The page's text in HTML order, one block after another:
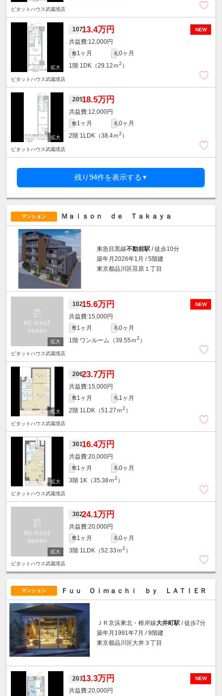
ピタットハウス武蔵境店
NEW
10713.4万円
12,000円
敷1ヶ月 礼0ヶ月
1階 1DK（29.12ｍ2 ）
ピタットハウス武蔵境店
20518.5万円
12,000円
敷1ヶ月 礼0ヶ月
2階 1LDK（38.4ｍ2 ）
ピタットハウス武蔵境店
残り94件を表示する ▼
マンション Ｍａｉｓｏｎ ｄｅ Ｔａｋａｙａ
東急目黒線不動前駅 / 徒歩10分
築年月2026年1月 / 5階建
東京都品川区荏原１丁目
NEW
10215.6万円
15,000円
敷1ヶ月 礼0ヶ月
1階 ワンルーム（39.55ｍ2 ）
ピタットハウス武蔵境店
20623.7万円
15,000円
敷1ヶ月 礼1ヶ月
2階 1LDK（51.27ｍ2 ）
ピタットハウス武蔵境店
30116.4万円
20,000円
敷1ヶ月 礼0ヶ月
3階 1K（35.38ｍ2 ）
ピタットハウス武蔵境店
30224.1万円
20,000円
敷1ヶ月 礼0ヶ月
3階 1LDK（52.33ｍ2 ）
ピタットハウス武蔵境店
マンション Ｆｕｕ Ｏｉｍａｃｈｉ ｂｙ ＬＡＴＩＥＲ
ＪＲ京浜東北・根岸線大井町駅 / 徒歩7分
築年月1991年7月 / 9階建
東京都品川区大井３丁目
NEW
20313.3万円
20,000円